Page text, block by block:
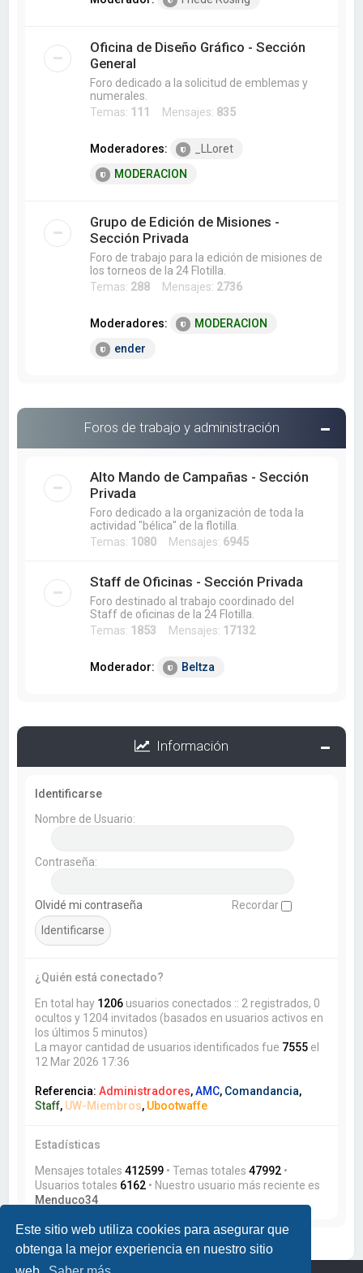
Este sitio web utiliza cookies para asegurar que
obtenga la mejor experiencia en nuestro sitio
Oficina de Diseño Gráfico - Sección
General
Foro dedicado a la solicitud de emblemas y
numerales.
Temas: 111 Mensajes: 835
Moderadores:
_LLoret
MODERACION
Grupo de Edición de Misiones -
Sección Privada
Foro de trabajo para la edición de misiones de
los torneos de la 24 Flotilla.
Temas: 288 Mensajes: 2736
Moderadores:
MODERACION
ender
Foros de trabajo y administración
Alto Mando de Campañas - Sección
Privada
Foro dedicado a la organización de toda la
actividad "bélica" de la flotilla.
Temas: 1080 Mensajes: 6945
Staff de Oficinas - Sección Privada
Foro destinado al trabajo coordinado del
Staff de oficinas de la 24 Flotilla.
Temas: 1853 Mensajes: 17132
Moderador: Beltza
Información
Identificarse
Nombre de Usuario:
Contraseña:
Olvidé mi contraseña Recordar
¿Quién está conectado?
En total hay 1206 usuarios conectados :: 2 registrados, 0
ocultos y 1204 invitados (basados en usuarios activos en
los últimos 5 minutos)
La mayor cantidad de usuarios identificados fue 7555 el
12 Mar 2026 17:36
Referencia:Administradores,AMC, Comandancia,
Staff, UW-Miembros, Ubootwaffe
Estadísticas
Mensajes totales412599 • Temas totales47992 •
Usuarios totales 6162 • Nuestro usuario más reciente es
Menduco34